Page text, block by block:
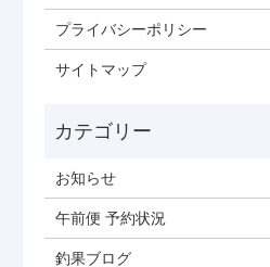
プライバシーポリシー
サイトマップ
お知らせ
午前便 予約状況
釣果ブログ